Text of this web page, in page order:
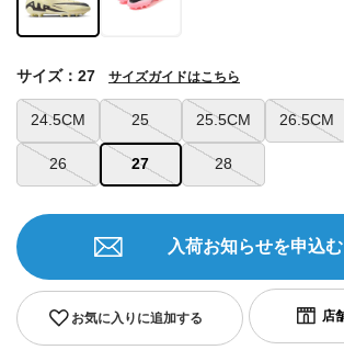
24.5CM 25 25.5CM 26.5CM
26 27 28
サイズ：27 サイズガイドはこちら
お気に入りに追加する
入荷お知らせを申込む